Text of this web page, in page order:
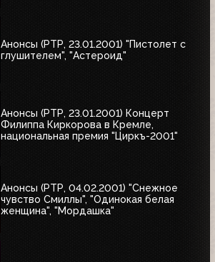
Анонсы (РТР, 23.01.2001) "Пистолет с
глушителем", "Астероид"
Анонсы (РТР, 23.01.2001) Концерт
Филиппа Киркорова в Кремле,
национальная премия "Циркъ-2001"
Анонсы (РТР, 04.02.2001) "Снежное
чувство Смиллы", "Одинокая белая
женщина", "Мордашка"